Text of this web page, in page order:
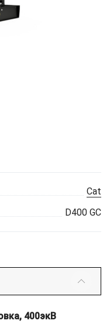
Cat
D400 GC
400экВ